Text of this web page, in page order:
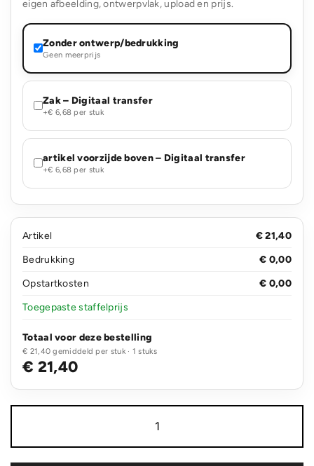
eigen afbeelding, ontwerpvlak, upload en prijs.
Zonder ontwerp/bedrukking
Geen meerprijs
Zak – Digitaal transfer
+€ 6,68 per stuk
artikel voorzijde boven – Digitaal transfer
+€ 6,68 per stuk
Artikel
€ 21,40
Bedrukking
€ 0,00
Opstartkosten
€ 0,00
Toegepaste staffelprijs
Totaal voor deze bestelling
€ 21,40 gemiddeld per stuk · 1 stuks
€ 21,40
Asado